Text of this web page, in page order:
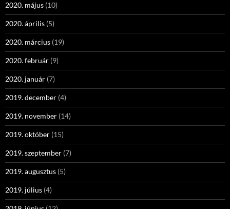
2020. május (10)
2020. április (5)
2020. március (19)
2020. február (9)
2020. január (7)
2019. december (4)
2019. november (14)
2019. október (15)
2019. szeptember (7)
2019. augusztus (5)
2019. július (4)